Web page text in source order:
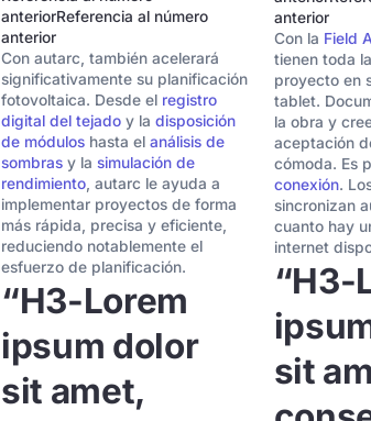
anteriorReferencia al número
anterior
Con autarc, también acelerará
significativamente su planificación
fotovoltaica. Desde el registro
digital del tejadoy la disposición
de móduloshasta el análisis de
sombrasy la simulación de
rendimiento, autarc le ayuda a
implementar proyectos de forma
más rápida, precisa y eficiente,
reduciendo notablemente el
esfuerzo de planificación.
“H3-Lorem
ipsum dolor
sit amet,
anterior
Con la Field
tienen toda
proyecto en
tablet.
la obra y
aceptación
cómoda. Es
conexión.
sincronizan
cuanto hay
internet
“H3-
sit